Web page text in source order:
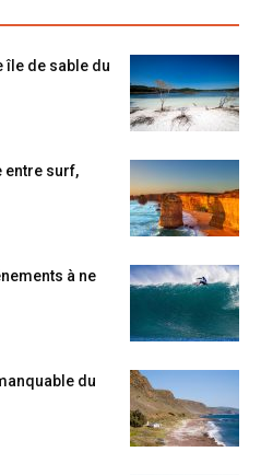
île de sable du
entre surf,
à ne
du